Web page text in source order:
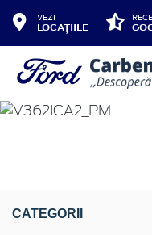
VEZI
LOCAȚIILE
CATEGORII